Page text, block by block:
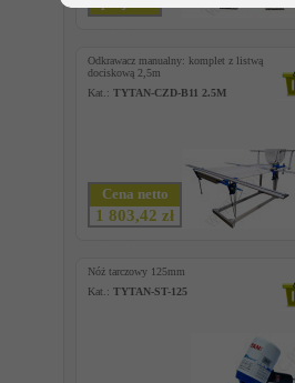
Odkrawacz manualny: komplet z listwą
dociskową 2,5m
Kat.: TYTAN-CZD-B11 2.5M
Cena netto
1 803,42 zł
Nóż tarczowy 125mm
Kat.: TYTAN-ST-125